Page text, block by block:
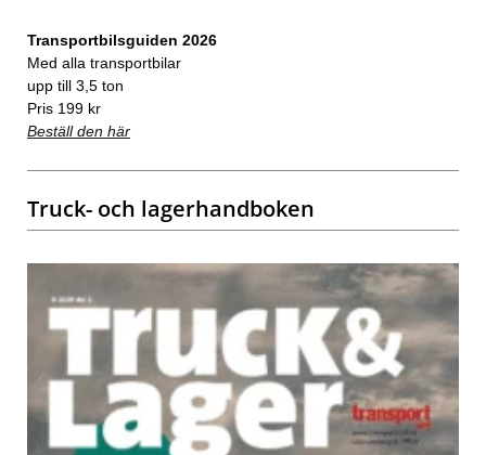
Transportbilsguiden 2026
Med alla transportbilar
upp till 3,5 ton
Pris 199 kr
Beställ den här
Truck- och lagerhandboken